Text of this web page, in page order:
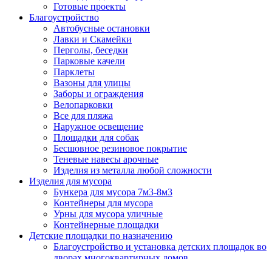
Готовые проекты
Благоустройство
Автобусные остановки
Лавки и Скамейки
Перголы, беседки
Парковые качели
Парклеты
Вазоны для улицы
Заборы и ограждения
Велопарковки
Все для пляжа
Наружное освещение
Площадки для собак
Бесшовное резиновое покрытие
Теневые навесы арочные
Изделия из металла любой сложности
Изделия для мусора
Бункера для мусора 7м3-8м3
Контейнеры для мусора
Урны для мусора уличные
Контейнерные площадки
Детские площадки по назначению
Благоустройство и установка детских площадок во